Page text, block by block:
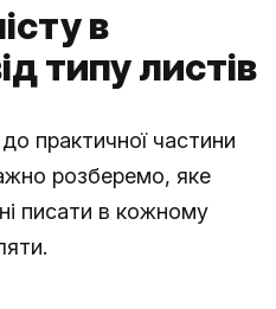
в
типу листів
практичної частини
розберемо, яке
писати в кожному